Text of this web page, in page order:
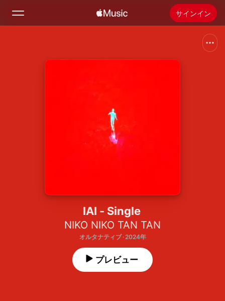
サインイン
IAI - Single
NIKO NIKO TAN TAN
オルタナティブ · 2024年
プレビュー